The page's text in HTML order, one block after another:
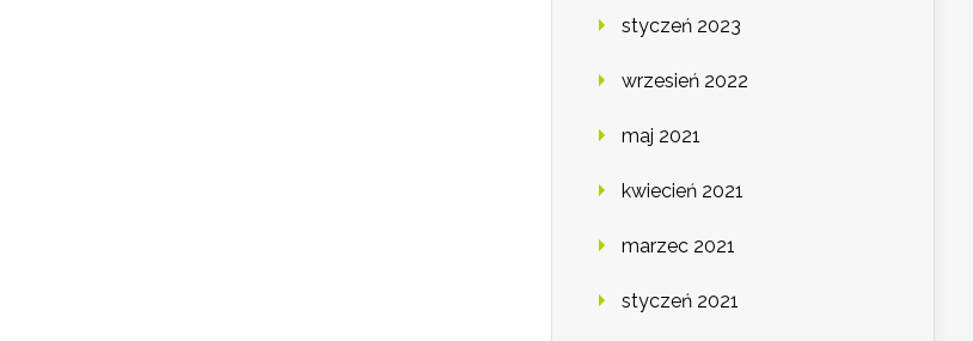
styczeń 2023
wrzesień 2022
maj 2021
kwiecień 2021
marzec 2021
styczeń 2021